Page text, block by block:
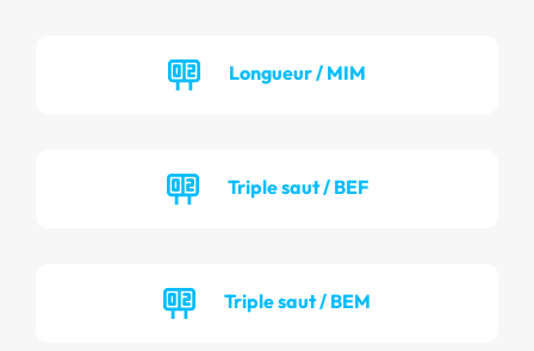
Longueur / MIM
Triple saut / BEF
Triple saut / BEM